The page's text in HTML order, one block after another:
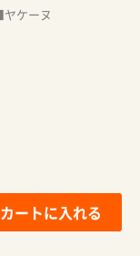
ケーヌ
カートに入れる
。